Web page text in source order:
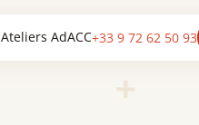
Ateliers AdACC+33 9 72 62 50 93